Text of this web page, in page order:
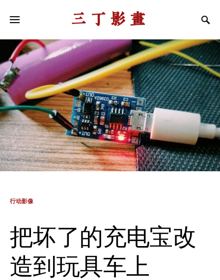
三丁影画
行动影像
把坏了的充电宝改
造到玩具车上